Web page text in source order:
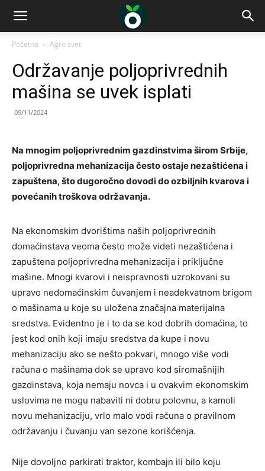
Početna Agro svet
Održavanje poljoprivrednih
mašina se uvek isplati
09/11/2024
Na mnogim poljoprivrednim gazdinstvima širom Srbije,
poljoprivredna mehanizacija često ostaje nezaštićena i
zapuštena, što dugoročno dovodi do ozbiljnih kvarova i
povećanih troškova održavanja.
Na ekonomskim dvorištima naših poljoprivrednih
domaćinstava veoma često može videti nezaštićena i
zapuštena poljoprivredna mehanizacija i priključne
mašine. Mnogi kvarovi i neispravnosti uzrokovani su
upravo nedomaćinskim čuvanjem i neadekvatnom brigom
o mašinama u koje su uložena značajna materijalna
sredstva. Evidentno je i to da se kod dobrih domaćina, to
jest kod onih koji imaju sredstva da kupe i novu
mehanizaciju ako se nešto pokvari, mnogo više vodi
računa o mašinama dok se upravo kod siromašnijih
gazdinstava, koja nemaju novca i u ovakvim ekonomskim
uslovima ne mogu nabaviti ni dobru polovnu, a kamoli
novu mehanizaciju, vrlo malo vodi računa o pravilnom
održavanju i čuvanju van sezone korišćenja.
Nije dovoljno parkirati traktor, kombajn ili bilo koju